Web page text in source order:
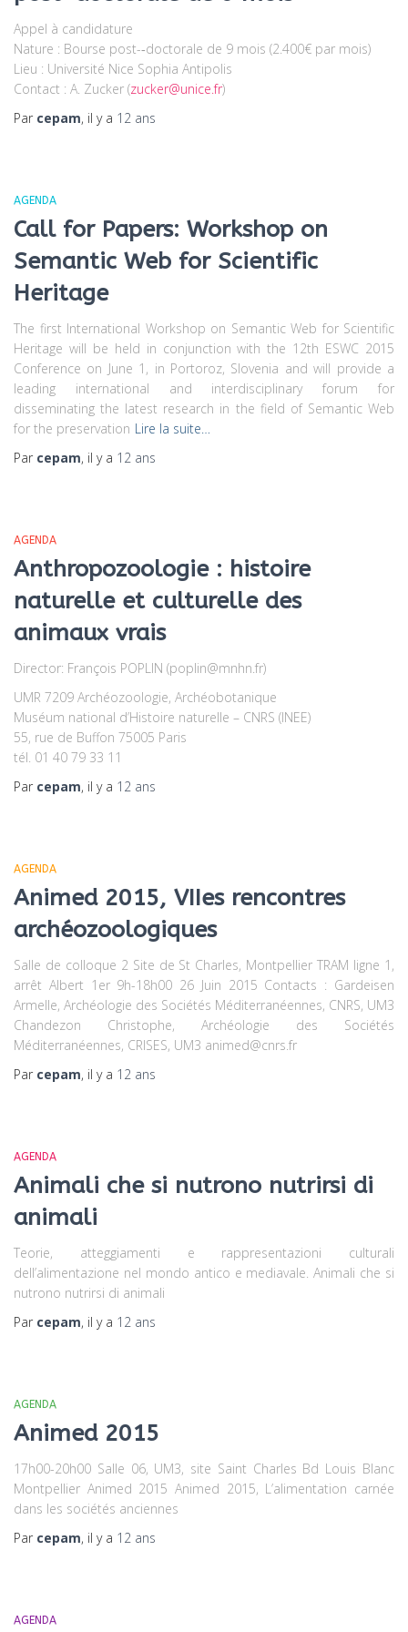
Appel à candidature
Nature : Bourse post-­‐doctorale de 9 mois (2.400€ par mois)
Lieu : Université Nice Sophia Antipolis
Contact : A. Zucker (zucker@unice.fr)
Par cepam, il y a 12 ans
AGENDA
Call for Papers: Workshop on
Semantic Web for Scientific
Heritage
The first International Workshop on Semantic Web for Scientific
Heritage will be held in conjunction with the 12th ESWC 2015
Conference on June 1, in Portoroz, Slovenia and will provide a
leading international and interdisciplinary forum for
disseminating the latest research in the field of Semantic Web
for the preservation Lire la suite…
Par cepam, il y a 12 ans
AGENDA
Anthropozoologie : histoire
naturelle et culturelle des
animaux vrais
Director: François POPLIN (poplin@mnhn.fr)
UMR 7209 Archéozoologie, Archéobotanique
Muséum national d’Histoire naturelle – CNRS (INEE)
55, rue de Buffon 75005 Paris
tél. 01 40 79 33 11
Par cepam, il y a 12 ans
AGENDA
Animed 2015, VIIes rencontres
archéozoologiques
Salle de colloque 2 Site de St Charles, Montpellier TRAM ligne 1,
arrêt Albert 1er 9h-18h00 26 Juin 2015 Contacts : Gardeisen
Armelle, Archéologie des Sociétés Méditerranéennes, CNRS, UM3
Chandezon Christophe, Archéologie des Sociétés
Méditerranéennes, CRISES, UM3 animed@cnrs.fr
Par cepam, il y a 12 ans
AGENDA
Animali che si nutrono nutrirsi di
animali
Teorie, atteggiamenti e rappresentazioni culturali
dell’alimentazione nel mondo antico e mediavale. Animali che si
nutrono nutrirsi di animali
Par cepam, il y a 12 ans
AGENDA
Animed 2015
17h00-20h00 Salle 06, UM3, site Saint Charles Bd Louis Blanc
Montpellier Animed 2015 Animed 2015, L’alimentation carnée
dans les sociétés anciennes
Par cepam, il y a 12 ans
AGENDA